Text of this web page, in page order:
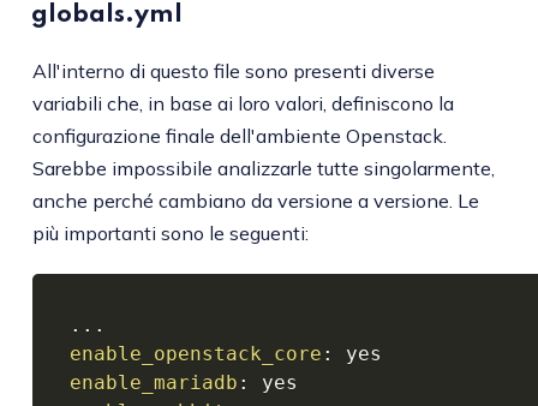
globals.yml
All'interno di questo file sono presenti diverse
variabili che, in base ai loro valori, definiscono la
configurazione finale dell'ambiente Openstack.
Sarebbe impossibile analizzarle tutte singolarmente,
anche perché cambiano da versione a versione. Le
più importanti sono le seguenti:
...
enable_openstack_core :
enable_mariadb :